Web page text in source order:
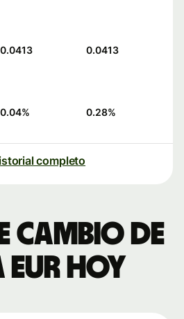
0.0413 0.0413
0.04% 0.28%
completo
cambio de
EUR hoy